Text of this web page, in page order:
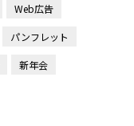
Web広告
パンフレット
新年会